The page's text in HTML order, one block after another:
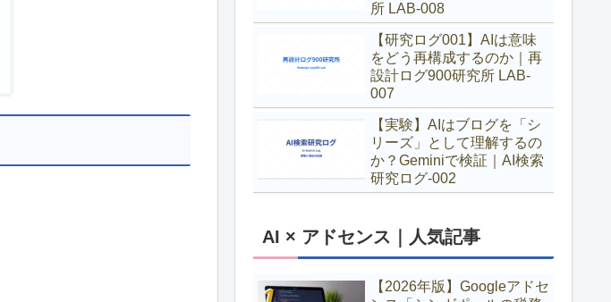
所 LAB-008
【研究ログ001】AIは意味
をどう再構成するのか｜再
設計ログ900研究所 LAB-
007
【実験】AIはブログを「シ
リーズ」として理解するの
か？Geminiで検証｜AI検索
研究ログ-002
AI × アドセンス｜人気記事
【2026年版】Googleアドセ